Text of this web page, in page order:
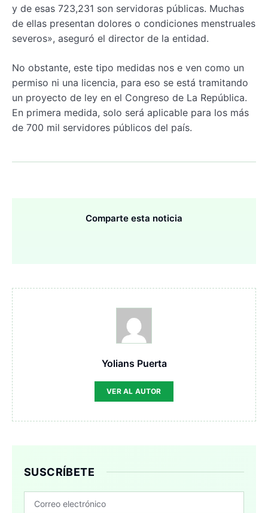
y de esas 723,231 son servidoras públicas. Muchas
de ellas presentan dolores o condiciones menstruales
severos», aseguró el director de la entidad.
No obstante, este tipo medidas nos e ven como un
permiso ni una licencia, para eso se está tramitando
un proyecto de ley en el Congreso de La República.
En primera medida, solo será aplicable para los más
de 700 mil servidores públicos del país.
Comparte esta noticia
Yolians Puerta
VER AL AUTOR
SUSCRÍBETE